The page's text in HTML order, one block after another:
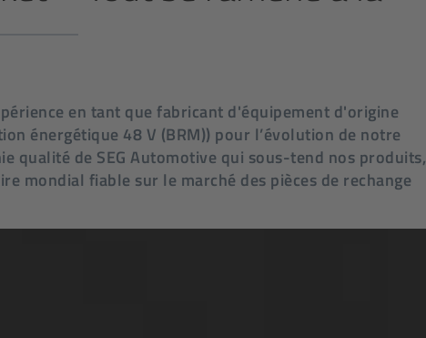
en tant que fabricant d'équipement d'origine
énergétique 48 V (BRM)) pour l’évolution de notre
qualité de SEG Automotive qui sous-tend nos produits,
mondial fiable sur le marché des pièces de rechange